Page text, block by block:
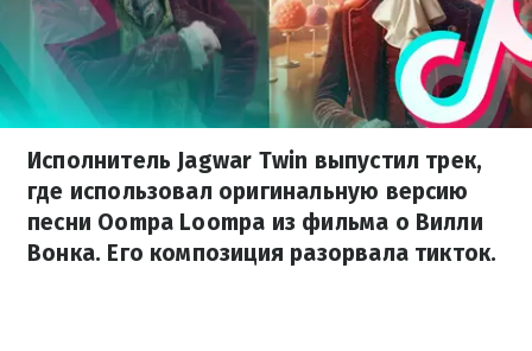
Исполнитель Jagwar Twin выпустил трек,
где использовал оригинальную версию
песни Oompa Loompa из фильма о Вилли
Вонка. Его композиция разорвала тикток.